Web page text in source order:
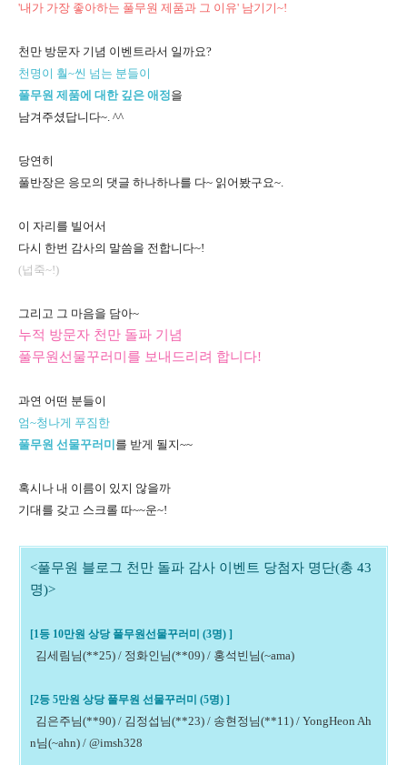
'내가 가장 좋아하는 풀무원 제품과 그 이유' 남기기~!
천만 방문자 기념 이벤트라서 일까요?
천명이 훨~씬 넘는 분들이
풀무원 제품에 대한 깊은 애정을
남겨주셨답니다~. ^^
당연히
풀반장은 응모의 댓글 하나하나를 다~ 읽어봤구요~.
이 자리를 빌어서
다시 한번 감사의 말씀을 전합니다~!
(넙죽~!)
그리고 그 마음을 담아~
누적 방문자 천만 돌파 기념
풀무원선물꾸러미를 보내드리려 합니다!
과연 어떤 분들이
엄~청나게 푸짐한
풀무원 선물꾸러미 를 받게 될지~~
혹시나 내 이름이 있지 않을까
기대를 갖고 스크롤 따~~운~!
<풀무원 블로그 천만 돌파 감사 이벤트 당첨자 명단(총 43
명)>
[1등 10만원 상당 풀무원선물꾸러미 (3명) ]
김세림님(**25) / 정화인님(**09) / 홍석빈님(~ama)
[2등 5만원 상당 풀무원 선물꾸러미 (5명) ]
김은주님(**90) / 김정섭님(**23) / 송현정님(**11) / YongHeon Ah
n님(~ahn) / @imsh328